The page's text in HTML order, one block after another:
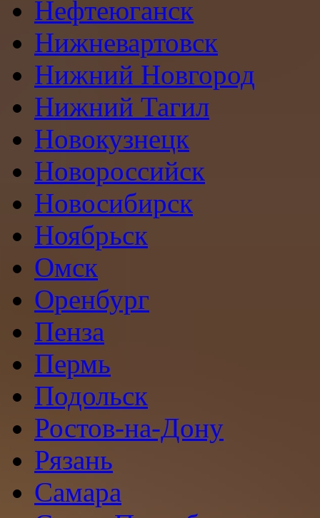
Нефтеюганск
Нижневартовск
Нижний Новгород
Нижний Тагил
Новокузнецк
Новороссийск
Новосибирск
Ноябрьск
Омск
Оренбург
Пенза
Пермь
Подольск
Ростов-на-Дону
Рязань
Самара